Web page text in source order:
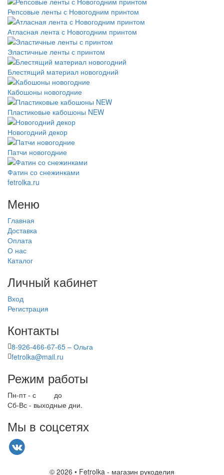
Репсовые ленты с Новогодним принтом
Атласная лента с Новогодним принтом
Эластичные ленты с принтом
Блестящий материал новогодний
Кабошоны новогодние
Пластиковые кабошоны NEW
Новогодний декор
Патчи новогодние
Фатин со снежинками
fetrolka.ru
Меню
Главная
Доставка
Оплата
О нас
Каталог
Личный кабинет
Вход
Регистрация
Контакты
8-926-466-67-65 – Ольга
fetrolka@mail.ru
Режим работы
Пн-пт - с до
Сб-Вс - выходные дни.
Мы в соцсетях
© 2026 • Fetrolka - магазин рукоделия